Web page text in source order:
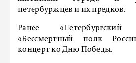
петербуржцев и их предков.
Ранее
«Бессмертный полк
концерт ко Дню Победы.